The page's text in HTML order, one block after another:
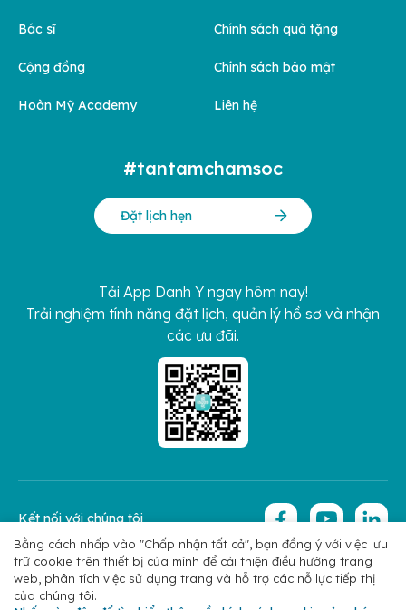
Bác sĩ
Cộng đồng
Hoàn Mỹ Academy
Chính sách quà tặng
Chính sách bảo mật
Liên hệ
#tantamchamsoc
Đặt lịch hẹn
Tải App Danh Y ngay hôm nay!
Trải nghiệm tính năng đặt lịch, quản lý hồ sơ và nhận
các ưu đãi.
Chính sách bảo mật Copyright 2026 © Hoan My Corporation
Kết nối với chúng tôi
Bằng cách nhấp vào "Chấp nhận tất cả", bạn đồng ý với việc lưu
trữ cookie trên thiết bị của mình để cải thiện điều hướng trang
web, phân tích việc sử dụng trang và hỗ trợ các nỗ lực tiếp thị
của chúng tôi.